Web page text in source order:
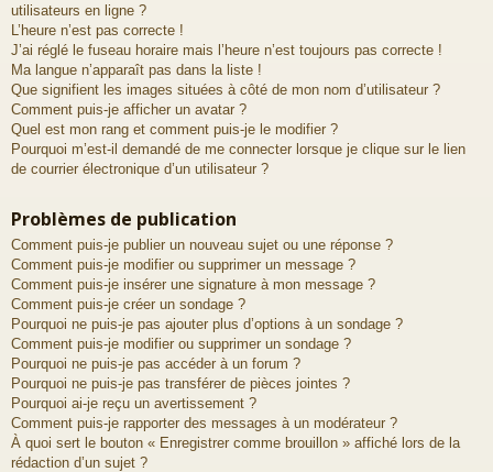
utilisateurs en ligne ?
L’heure n’est pas correcte !
J’ai réglé le fuseau horaire mais l’heure n’est toujours pas correcte !
Ma langue n’apparaît pas dans la liste !
Que signifient les images situées à côté de mon nom d’utilisateur ?
Comment puis-je afficher un avatar ?
Quel est mon rang et comment puis-je le modifier ?
Pourquoi m’est-il demandé de me connecter lorsque je clique sur le lien
de courrier électronique d’un utilisateur ?
Problèmes de publication
Comment puis-je publier un nouveau sujet ou une réponse ?
Comment puis-je modifier ou supprimer un message ?
Comment puis-je insérer une signature à mon message ?
Comment puis-je créer un sondage ?
Pourquoi ne puis-je pas ajouter plus d’options à un sondage ?
Comment puis-je modifier ou supprimer un sondage ?
Pourquoi ne puis-je pas accéder à un forum ?
Pourquoi ne puis-je pas transférer de pièces jointes ?
Pourquoi ai-je reçu un avertissement ?
Comment puis-je rapporter des messages à un modérateur ?
À quoi sert le bouton « Enregistrer comme brouillon » affiché lors de la
rédaction d’un sujet ?